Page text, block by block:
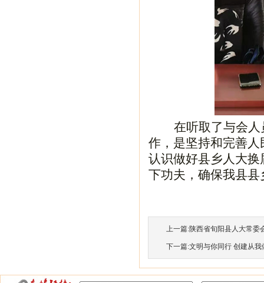
在听取了与会
作，是坚持和完善
认识做好县乡人大
下功夫，确保我县
上一篇:陕西省旬阳县人大常委
下一篇:文明与你同行 创建从我